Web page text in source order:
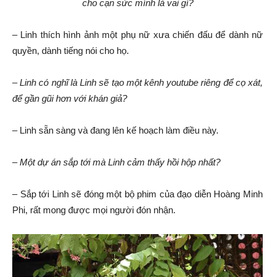
cho cạn sức mình là vai gì?
– Linh thích hình ảnh một phụ nữ xưa chiến đấu để dành nữ
quyền, dành tiếng nói cho họ.
–Linh có nghĩ là Linh sẽ tạo một kênh youtube riêng để cọ xát,
để gần gũi hơn với khán giả?
– Linh sẵn sàng và đang lên kế hoạch làm điều này.
–Một dự án sắp tới mà Linh cảm thấy hồi hộp nhất?
– Sắp tới Linh sẽ đóng một bộ phim của đạo diễn Hoàng Minh
Phi, rất mong được mọi người đón nhận.